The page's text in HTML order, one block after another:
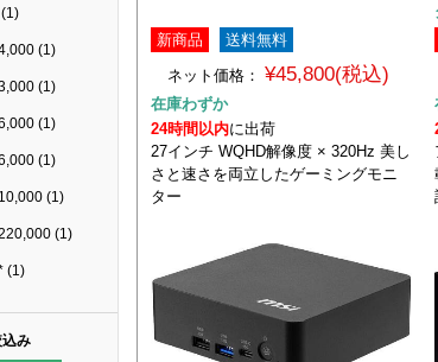
(1)
(1)
(1)
(1)
(1)
(1)
(1)
(1)
込み
新商品
送料無料
ネット価格：
¥45,800(税込)
在庫わずか
24時間以内に出荷
27インチ WQHD解像度 × 320Hz 美し
さと速さを両立したゲーミングモニ
ター